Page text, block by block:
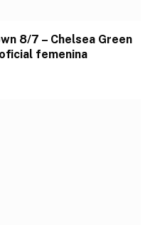
8/7 – Chelsea Green
femenina